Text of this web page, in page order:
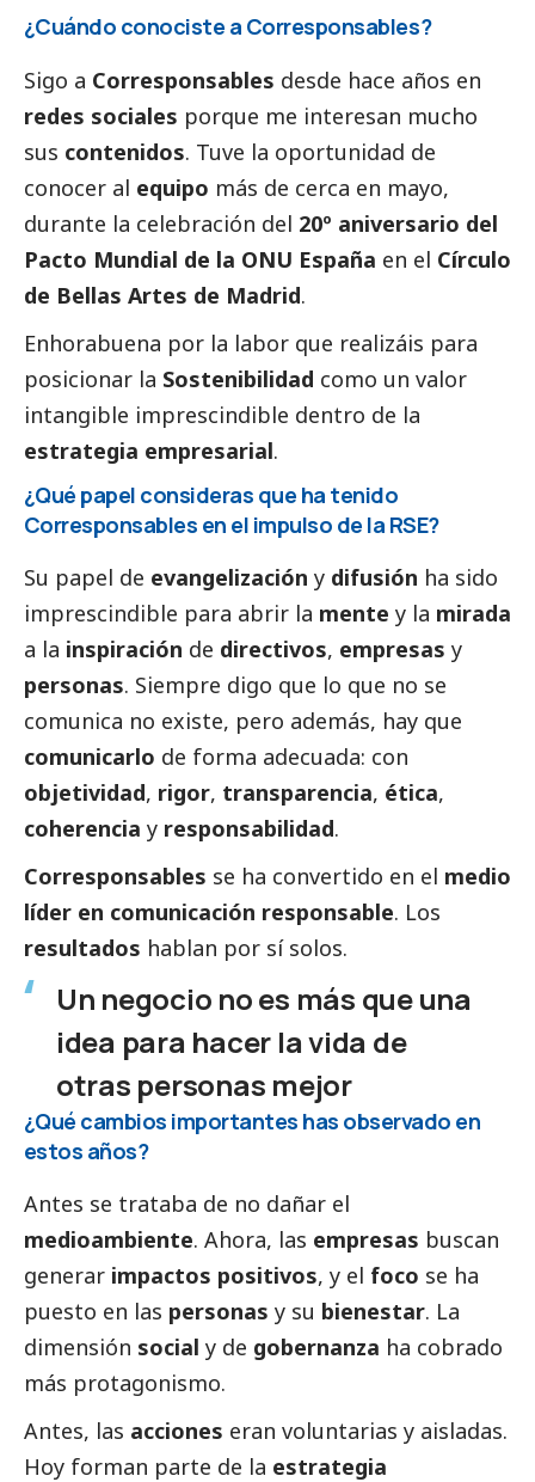
¿Cuándo conociste a Corresponsables?
Sigo a Corresponsables desde hace años en
redes sociales porque me interesan mucho
sus contenidos. Tuve la oportunidad de
conocer al equipo más de cerca en mayo,
durante la celebración del 20º aniversario del
Pacto Mundial de la ONU España en el Círculo
de Bellas Artes de Madrid.
Enhorabuena por la labor que realizáis para
posicionar la Sostenibilidad como un valor
intangible imprescindible dentro de la
estrategia empresarial.
¿Qué papel consideras que ha tenido
Corresponsables en el impulso de la RSE?
Su papel de evangelización y difusión ha sido
imprescindible para abrir la mente y la mirada
a la inspiración de directivos, empresas y
personas. Siempre digo que lo que no se
comunica no existe, pero además, hay que
comunicarlo de forma adecuada: con
objetividad, rigor, transparencia, ética,
coherencia y responsabilidad.
Corresponsables se ha convertido en el medio
líder en comunicación responsable. Los
resultados hablan por sí solos.
Un negocio no es más que una
idea para hacer la vida de
otras personas mejor
¿Qué cambios importantes has observado en
estos años?
Antes se trataba de no dañar el
medioambiente. Ahora, las empresas buscan
generar impactos positivos, y el foco se ha
puesto en las personas y su bienestar. La
dimensión social y de gobernanza ha cobrado
más protagonismo.
Antes, las acciones eran voluntarias y aisladas.
Hoy forman parte de la estrategia